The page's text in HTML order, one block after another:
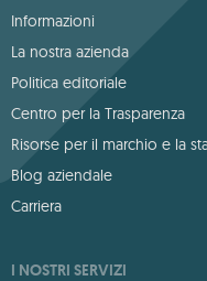
Informazioni
La nostra azienda
Politica editoriale
Centro per la Trasparenza
Risorse per il marchio e la
Blog aziendale
Carriera
I NOSTRI SERVIZI